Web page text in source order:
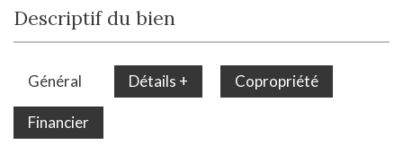
Descriptif du bien
Général Détails + Copropriété
Financier